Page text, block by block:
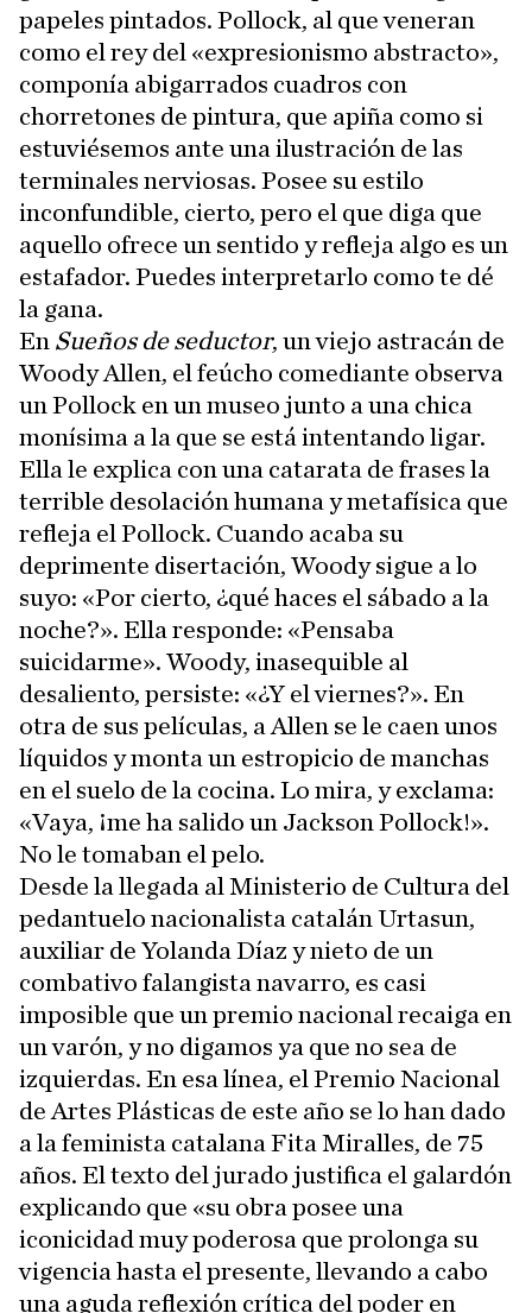
papeles pintados. Pollock, al que veneran
como el rey del «expresionismo abstracto»,
componía abigarrados cuadros con
chorretones de pintura, que apiña como si
estuviésemos ante una ilustración de las
terminales nerviosas. Posee su estilo
inconfundible, cierto, pero el que diga que
aquello ofrece un sentido y refleja algo es un
estafador. Puedes interpretarlo como te dé
la gana.
En Sueños de seductor, un viejo astracán de
Woody Allen, el feúcho comediante observa
un Pollock en un museo junto a una chica
monísima a la que se está intentando ligar.
Ella le explica con una catarata de frases la
terrible desolación humana y metafísica que
refleja el Pollock. Cuando acaba su
deprimente disertación, Woody sigue a lo
suyo: «Por cierto, ¿qué haces el sábado a la
noche?». Ella responde: «Pensaba
suicidarme». Woody, inasequible al
desaliento, persiste: «¿Y el viernes?». En
otra de sus películas, a Allen se le caen unos
líquidos y monta un estropicio de manchas
en el suelo de la cocina. Lo mira, y exclama:
«Vaya, ¡me ha salido un Jackson Pollock!».
No le tomaban el pelo.
Desde la llegada al Ministerio de Cultura del
pedantuelo nacionalista catalán Urtasun,
auxiliar de Yolanda Díaz y nieto de un
combativo falangista navarro, es casi
imposible que un premio nacional recaiga en
un varón, y no digamos ya que no sea de
izquierdas. En esa línea, el Premio Nacional
de Artes Plásticas de este año se lo han dado
a la feminista catalana Fita Miralles, de 75
años. El texto del jurado justifica el galardón
explicando que «su obra posee una
iconicidad muy poderosa que prolonga su
vigencia hasta el presente, llevando a cabo
una aguda reflexión crítica del poder en